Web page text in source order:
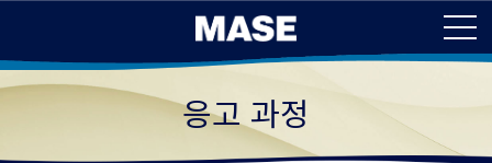
응고 과정